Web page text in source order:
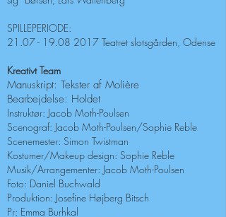
SPILLEPERIODE:
21.07 - 19.08 2017 Teatret slotsgården, Odense
Kreativt Team
Manuskript: Tekster af Molière
Bearbejdelse: Holdet
Instruktør: Jacob Moth-Poulsen
Scenograf: Jacob Moth-Poulsen/Sophie Reble
Scenemester: Simon Twistman
Kostumer/Makeup design: Sophie Reble
Musik/Arrangementer: Jacob Moth-Poulsen
Foto: Daniel Buchwald
Produktion: Josefine Højberg Bitsch
Pr: Emma Burhkal